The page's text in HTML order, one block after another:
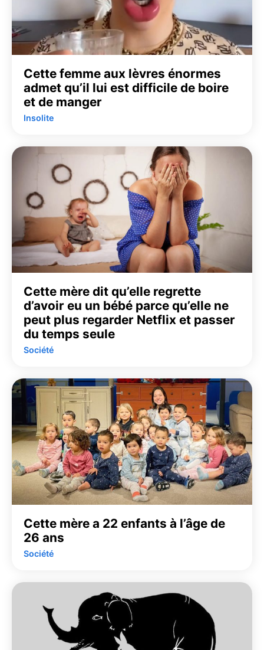
Cette femme aux lèvres énormes
admet qu’il lui est difficile de boire
et de manger
Insolite
Cette mère dit qu’elle regrette
d’avoir eu un bébé parce qu’elle ne
peut plus regarder Netflix et passer
du temps seule
Société
Cette mère a 22 enfants à l’âge de
26 ans
Société